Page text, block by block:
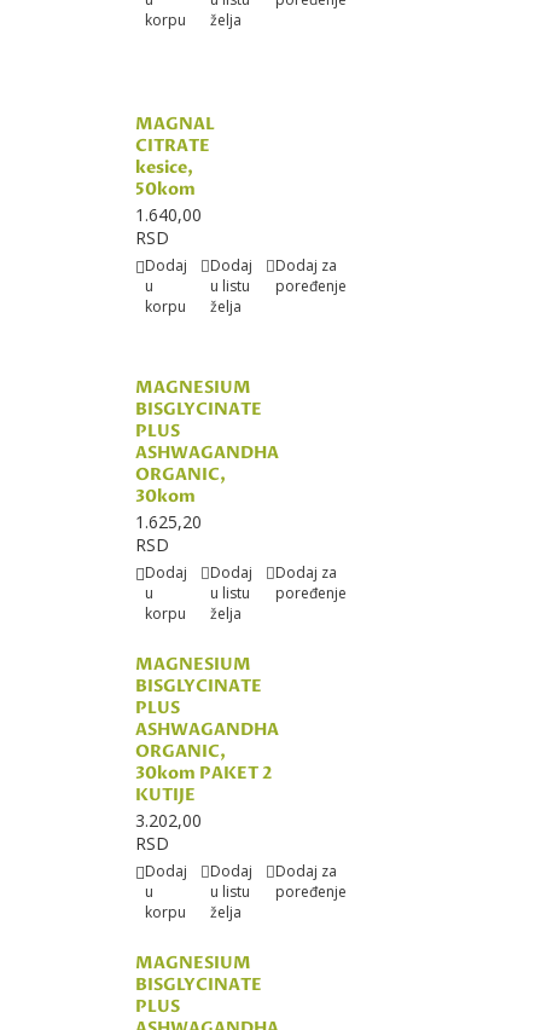
korpu
želja
MAGNAL
CITRATE
kesice,
50kom
1.640,00
RSD
Dodaj
u
korpu
Dodaj
u listu
želja
Dodaj za
poređenje
MAGNESIUM
BISGLYCINATE
PLUS
ASHWAGANDHA
ORGANIC,
30kom
1.625,20
RSD
Dodaj
u
korpu
Dodaj
u listu
želja
Dodaj za
poređenje
MAGNESIUM
BISGLYCINATE
PLUS
ASHWAGANDHA
ORGANIC,
30kom PAKET 2
KUTIJE
3.202,00
RSD
Dodaj
u
korpu
Dodaj
u listu
želja
Dodaj za
poređenje
MAGNESIUM
BISGLYCINATE
PLUS